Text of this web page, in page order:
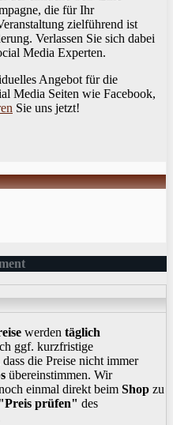
die für Ihr
zielführend ist
Verlassen Sie sich dabei
Media Experten.
Angebot für die
Media Seiten wie Facebook,
Sie uns jetzt!
werden täglich
ggf. kurzfristige
die Preise nicht immer
übereinstimmen. Wir
einmal direkt beim Shop zu
prüfen" des